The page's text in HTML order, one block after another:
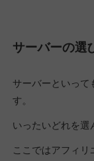
サーバーの選
サーバーといって
す。
いったいどれを選
ここではアフィ